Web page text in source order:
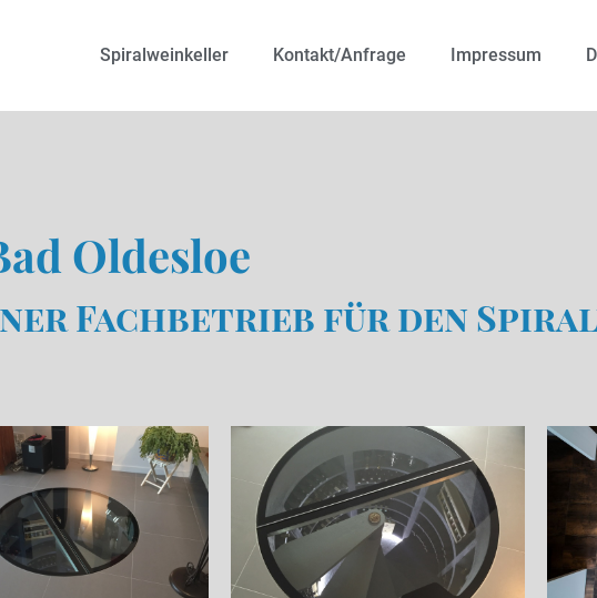
Spiralweinkeller Kontakt/Anfrage Impressum
Oldesloe
Fachbetrieb für den